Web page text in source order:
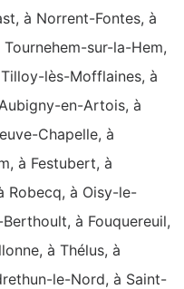
à Norrent-Fontes, à
sur-la-Hem,
lès-Mofflaines, à
en-Artois, à
Chapelle, à
à Festubert, à
Robecq, à Oisy-le-
à Fouquereuil,
à Thélus, à
le-Nord, à Saint-